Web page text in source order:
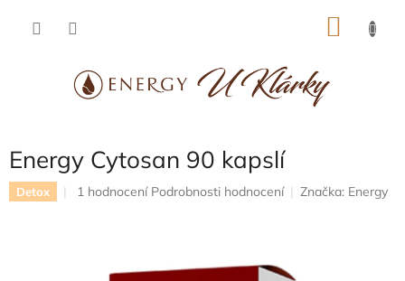
Energy Cytosan 90 kapslí
Detox
Průměrné
1 hodnocení Podrobnosti hodnocení Značka: Energy